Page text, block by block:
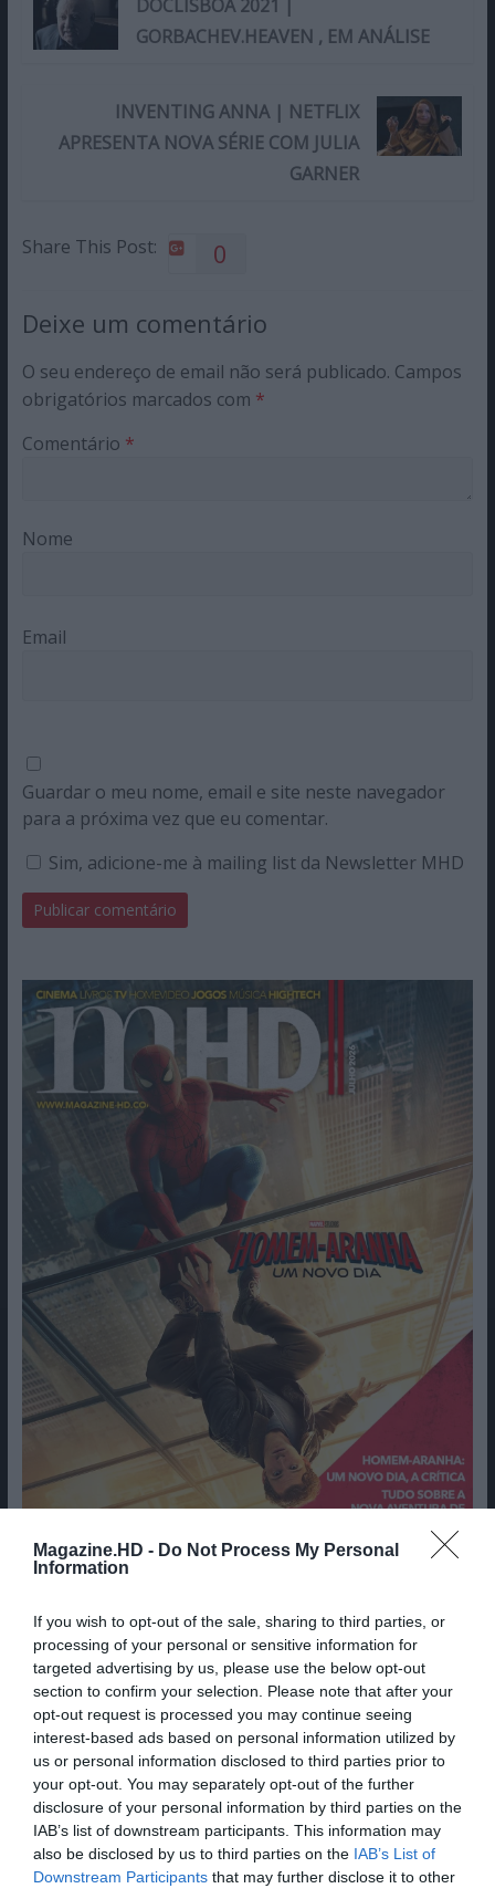
Magazine.HD - Do Not Process My Personal
Information
If you wish to opt-out of the sale, sharing to third parties, or
processing of your personal or sensitive information for
targeted advertising by us, please use the below opt-out
section to confirm your selection. Please note that after your
opt-out request is processed you may continue seeing
interest-based ads based on personal information utilized by
us or personal information disclosed to third parties prior to
your opt-out. You may separately opt-out of the further
disclosure of your personal information by third parties on the
IAB’s list of downstream participants. This information may
also be disclosed by us to third parties on the IAB’s List of
Downstream Participants that may further disclose it to other
DOCLISBOA 2021 |
GORBACHEV.HEAVEN , EM ANÁLISE
INVENTING ANNA | NETFLIX
APRESENTA NOVA SÉRIE COM JULIA
GARNER
Share This Post: 0
Deixe um comentário
O seu endereço de email não será publicado. Campos
obrigatórios marcados com *
Comentário *
Nome
Email
Guardar o meu nome, email e site neste navegador
para a próxima vez que eu comentar.
Sim, adicione-me à mailing list da Newsletter MHD
Cine Estreias HD